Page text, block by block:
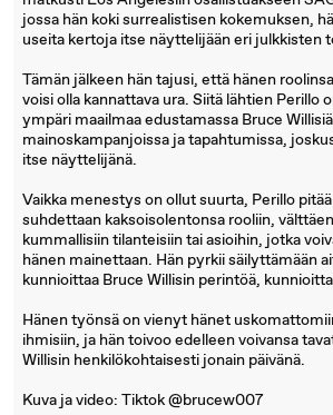
jossa hän koki surrealistisen kokemuksen,
useita kertoja itse näyttelijään eri julkkisten
Tämän jälkeen hän tajusi, että hänen
voisi olla kannattava ura. Siitä lähtien Perillo
ympäri maailmaa edustamassa Bruce Willisiä
mainoskampanjoissa ja tapahtumissa,
itse näyttelijänä.
Vaikka menestys on ollut suurta, Perillo
suhdettaan kaksoisolentonsa rooliin,
kummallisiin tilanteisiin tai asioihin, jotka
hänen mainettaan. Hän pyrkii säilyttämään
kunnioittaa Bruce Willisin perintöä,
Hänen työnsä on vienyt hänet
ihmisiin, ja hän toivoo edelleen voivansa
Willisin henkilökohtaisesti jonain päivänä.
Kuva ja video: Tiktok @brucew007